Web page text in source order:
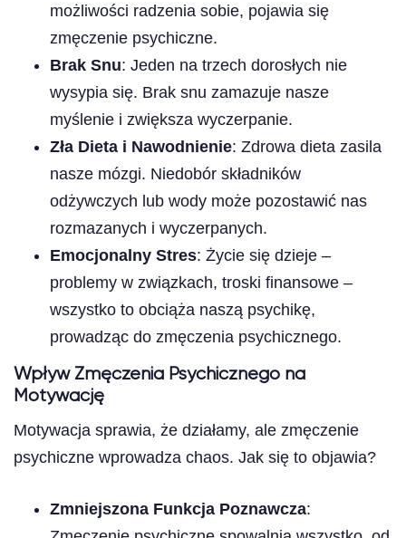
możliwości radzenia sobie, pojawia się
zmęczenie psychiczne.
Brak Snu: Jeden na trzech dorosłych nie
wysypia się. Brak snu zamazuje nasze
myślenie i zwiększa wyczerpanie.
Zła Dieta i Nawodnienie: Zdrowa dieta zasila
nasze mózgi. Niedobór składników
odżywczych lub wody może pozostawić nas
rozmazanych i wyczerpanych.
Emocjonalny Stres: Życie się dzieje –
problemy w związkach, troski finansowe –
wszystko to obciąża naszą psychikę,
prowadząc do zmęczenia psychicznego.
Wpływ Zmęczenia Psychicznego na
Motywację
Motywacja sprawia, że działamy, ale zmęczenie
psychiczne wprowadza chaos. Jak się to objawia?
Zmniejszona Funkcja Poznawcza: